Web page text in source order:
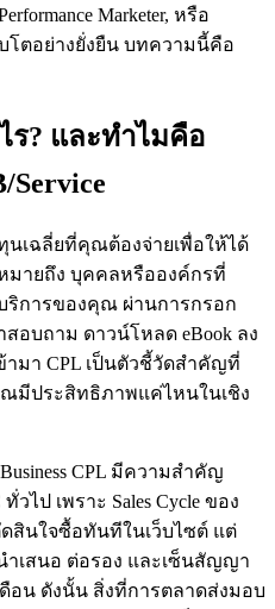
Marketer, หรือ
โตอย่างยั่งยืน บทความนี้คือ
ร? และทำไมคือ
Service
ทุนเฉลี่ยที่คุณต้องจ่ายเพื่อให้ได้
มายถึง บุคคลหรือองค์กรที่
ริการของคุณ ผ่านการกรอก
อบถาม ดาวน์โหลด eBook ลง
ามา CPL เป็นตัวชี้วัดสำคัญที่
มีประสิทธิภาพแค่ไหนในเชิง
CPL มีความสำคัญ
วไป เพราะ Sales Cycle ของ
สินใจซื้อทันทีในเว็บไซต์ แต่
ำเสนอ ต่อรอง และเซ็นสัญญา
อน ดังนั้น สิ่งที่การตลาดส่งมอบ